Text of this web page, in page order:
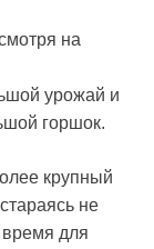
на
урожай и
горшок.
крупный
не
для